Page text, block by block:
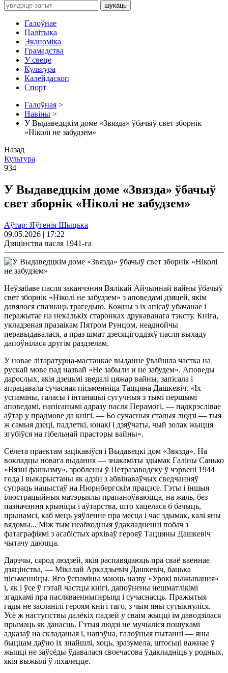
Галоўнае
Палітыка
Эканоміка
Грамадства
У свеце
Культура
Калейдаскоп
Спорт
Галоўная >
Навіны >
У Выдаведцкім доме «Звязда» ўбачыў свет зборнік
«Ніколі не забудзем»
Назад
Культура
934
У Выдаведцкім доме «Звязда» ўбачыў
свет зборнік «Ніколі не забудзем»
Аўтар: Яўгенія Шыцька
09.05.2026 | 17:22
Дзяцінства пасля 1941-га
Неўзабаве пасля заканчэння Вялікай Айчыннай вайны ўбачыў
свет зборнік «Ніколі не забудзем» з аповедамі дзяцей, якім
давялося спазнаць трагедыю. Кожны з іх апісаў убачанае і
перажытае на некалькіх старонках друкаванага тэксту. Кніга,
укладзеная празаікам Пятром Рунцом, неаднойчы
перавыдавалася, а праз шмат дзесяцігоддзяў пасля выхаду
дапоўнілася другім раздзелам.
У новае літаратурна-мастацкае выданне ўвайшла частка на
рускай мове пад назвай «Не забыли и не забудем». Аповеды
дарослых, якія дзецьмі зведалі цяжар вайны, запісала і
апрацавала сучасная пісьменніца Таццяна Дашкевіч. «Іх
успаміны, галасы і інтанацыі сугучныя з тымі першымі
аповедамі, напісанымі адразу пасля Перамогі, — падкрэслівае
аўтар у прадмове да кнігі. — Бо сучасныя сталыя людзі — тыя
ж самыя дзеці, падлеткі, юнакі і дзяўчаты, чый золак жыцця
згубіўся на гібельнай прасторы вайны».
Сёлета праектам зацікавіўся і Выдавецкі дом «Звязда». На
вокладцы новага выдання — знакаміты здымак Галіны Санько
«Вязні фашызму», зроблены ў Петразаводску ў чэрвені 1944
года і выкарыстаны як адзін з абвінаваўчых сведчанняў
супраць нацыстаў на Нюрнбергскім працэсе. Гэты і іншыя
ілюстрацыйныя матэрыялы прапаноўваюцца, на жаль, без
пазначэння крыніцы і аўтарства, што хацелася б бачыць,
прынамсі, каб мець уяўленне пра месца і час здымак, калі яны
вядомы... Між тым неабходныя ўдакладненні побач з
фатаграфіямі з асабістых архіваў герояў Таццяны Дашкевіч
чытачу даюцца.
Дарэчы, сярод людзей, якія распавядаюць пра сваё ваеннае
дзяцінства, — Мікалай Аркадзьевіч Дашкевіч, бацька
пісьменніцы. Яго ўспаміны маюць назву «Урокі выжывання»
і, як і ўсе ў гэтай частцы кнігі, дапоўнены нешматлікімі
згадкамі пра пасляваенныперыяд і сучаснасць. Пражытыя
гады не засланілі героям кнігі таго, з чым яны сутыкнуліся.
Усё ж наступствы далёкіх падзей у сваім жыцці ім даводзілася
прымаць як данасць. Гэтыя людзі не мучыліся пошукамі
адказаў на складаныя і, напэўна, галоўныя пытанні — яны
быццам даўно іх знайшлі, хоць, зразумела, штосьці важнае ў
жыцці не заўсёды ўдавалася своечасова ўдакладніць у родных,
якія выжылі ў ліхалецце.